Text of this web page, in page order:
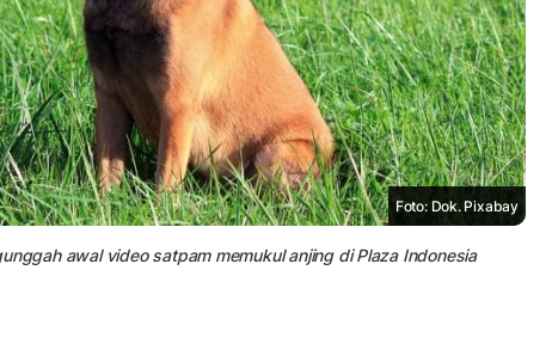
Foto: Dok. Pixabay
awal video satpam memukul anjing di Plaza Indonesia